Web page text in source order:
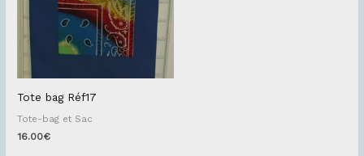
Tote bag Réf17
Tote-bag et Sac
16.00€